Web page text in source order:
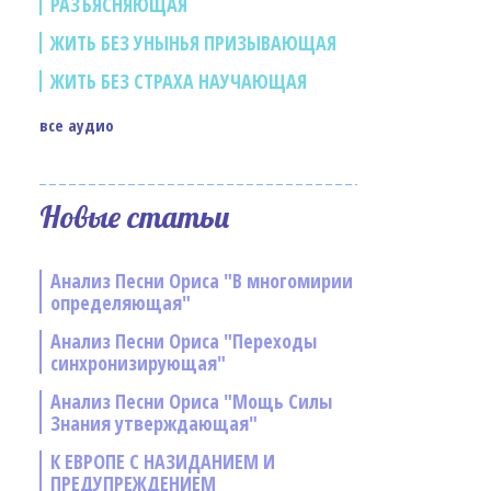
ЖИТЬ БЕЗ УНЫНЬЯ ПРИЗЫВАЮЩАЯ
ЖИТЬ БЕЗ СТРАХА НАУЧАЮЩАЯ
все аудио
Новые статьи
Анализ Песни Ориса "В многомирии
определяющая"
Анализ Песни Ориса "Переходы
синхронизирующая"
Анализ Песни Ориса "Мощь Силы
Знания утверждающая"
К ЕВРОПЕ С НАЗИДАНИЕМ И
ПРЕДУПРЕЖДЕНИЕМ